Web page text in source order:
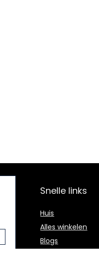
Snelle links
Huis
Alles winkelen
Blogs